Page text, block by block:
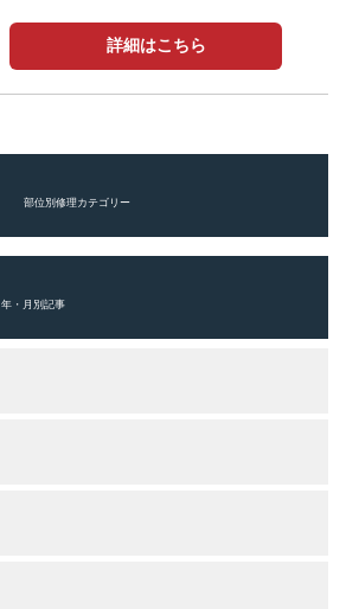
詳細はこちら
部位別修理カテゴリー
年・月別記事